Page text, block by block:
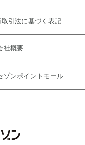
引法に基づく表記
社概要
ゾンポイントモール